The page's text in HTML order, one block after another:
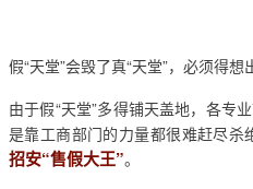
假“天堂”会毁了真“天堂”，必须得想
由于假“天堂”多得铺天盖地，各专
是靠工商部门的力量都很难赶尽杀
招安“售假大王”。